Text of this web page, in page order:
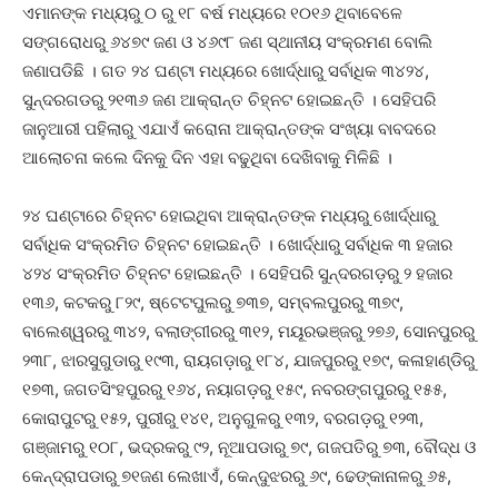
ଏମାନଙ୍କ ମଧ୍ୟରୁ ୦ ରୁ ୧୮ ବର୍ଷ ମଧ୍ୟରେ ୧୦୧୬ ଥିବାବେଳେ
ସଙ୍ଗରୋଧରୁ ୬୪୭୯ ଜଣ ଓ ୪୬୯୮ ଜଣ ସ୍ଥାନୀୟ ସଂକ୍ରମଣ ବୋଲି
ଜଣାପଡିଛି । ଗତ ୨୪ ଘଣ୍ଟା ମଧ୍ୟରେ ଖୋର୍ଦ୍ଧାରୁ ସର୍ବାଧିକ ୩୪୨୪,
ସୁନ୍ଦରଗଡରୁ ୨୧୩୬ ଜଣ ଆକ୍ରାନ୍ତ ଚିହ୍ନଟ ହୋଇଛନ୍ତି । ସେହିପରି
ଜାନୁଆରୀ ପହିଲାରୁ ଏଯାଏଁ କରୋନା ଆକ୍ରାନ୍ତଙ୍କ ସଂଖ୍ୟା ବାବଦରେ
ଆଲୋଚନା କଲେ ଦିନକୁ ଦିନ ଏହା ବଢୁଥିବା ଦେଖିବାକୁ ମିଳିଛି ।
୨୪ ଘଣ୍ଟାରେ ଚିହ୍ନଟ ହୋଇଥିବା ଆକ୍ରାନ୍ତଙ୍କ ମଧ୍ୟରୁ ଖୋର୍ଦ୍ଧାରୁ
ସର୍ବାଧିକ ସଂକ୍ରମିତ ଚିହ୍ନଟ ହୋଇଛନ୍ତି । ଖୋର୍ଦ୍ଧାରୁ ସର୍ବାଧିକ ୩ ହଜାର
୪୨୪ ସଂକ୍ରମିତ ଚିହ୍ନଟ ହୋଇଛନ୍ତି । ସେହିପରି ସୁନ୍ଦରଗଡ଼ରୁ ୨ ହଜାର
୧୩୬, କଟକରୁ ୮୨୯, ଷ୍ଟେଟପୁଲରୁ ୭୩୭, ସମ୍ବଲପୁରରୁ ୩୭୯,
ବାଲେଶ୍ୱରରୁ ୩୪୨, ବଲାଙ୍ଗୀରରୁ ୩୧୨, ମୟୂରଭଞ୍ଜରୁ ୨୭୬, ସୋନପୁରରୁ
୨୩୮, ଝାରସୁଗୁଡାରୁ ୧୯୩, ରାୟଗଡ଼ାରୁ ୧୮୪, ଯାଜପୁରରୁ ୧୭୯, କଳାହାଣ୍ଡିରୁ
୧୭୩, ଜଗତସିଂହପୁରରୁ ୧୬୪, ନୟାଗଡ଼ରୁ ୧୫୯, ନବରଙ୍ଗପୁରରୁ ୧୫୫,
କୋରାପୁଟରୁ ୧୫୨, ପୁରୀରୁ ୧୪୧, ଅନୁଗୁଳରୁ ୧୩୨, ବରଗଡ଼ରୁ ୧୨୩,
ଗଞ୍ଜାମରୁ ୧୦୮, ଭଦ୍ରକରୁ ୯୨, ନୂଆପଡାରୁ ୭୯, ଗଜପତିରୁ ୭୩, ବୌଦ୍ଧ ଓ
କେନ୍ଦ୍ରାପଡାରୁ ୭୧ଜଣ ଲେଖାଏଁ, କେନ୍ଦୁଝରରୁ ୬୯, ଢେଙ୍କାନାଳରୁ ୬୫,